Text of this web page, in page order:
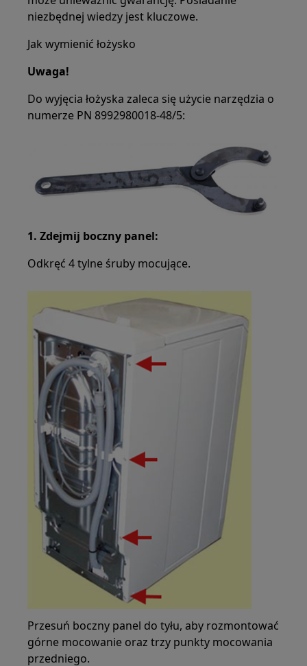
niezbędnej wiedzy jest kluczowe.
Jak wymienić łożysko
Uwaga!
Do wyjęcia łożyska zaleca się użycie narzędzia o
numerze PN 8992980018-48/5:
1. Zdejmij boczny panel:
Odkręć 4 tylne śruby mocujące.
Przesuń boczny panel do tyłu, aby rozmontować
górne mocowanie oraz trzy punkty mocowania
przedniego.